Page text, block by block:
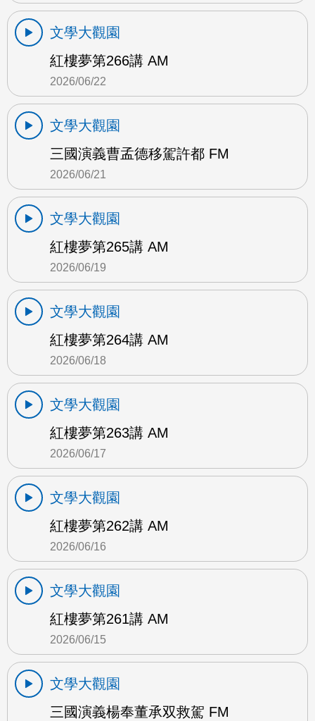
文學大觀園
紅樓夢第266講 AM
2026/06/22
文學大觀園
三國演義曹孟德移駕許都 FM
2026/06/21
文學大觀園
紅樓夢第265講 AM
2026/06/19
文學大觀園
紅樓夢第264講 AM
2026/06/18
文學大觀園
紅樓夢第263講 AM
2026/06/17
文學大觀園
紅樓夢第262講 AM
2026/06/16
文學大觀園
紅樓夢第261講 AM
2026/06/15
文學大觀園
三國演義楊奉董承双救駕 FM